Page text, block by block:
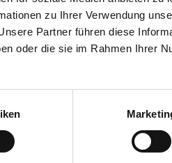
zu Ihrer Verwendung
Partner führen diese
oder die sie im Rahmen Ihrer